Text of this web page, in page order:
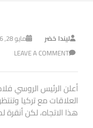
ليندا خضر مايو 28, 2016
LEAVE A COMMENT
أعلن الرئيس الروسي
العلاقات مع تركيا
هذا الاتجاه، لكن